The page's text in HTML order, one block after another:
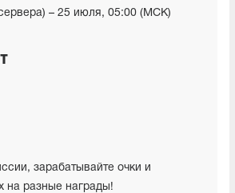
– 25 июля, 05:00 (МСК)
зарабатывайте очки и
на разные награды!